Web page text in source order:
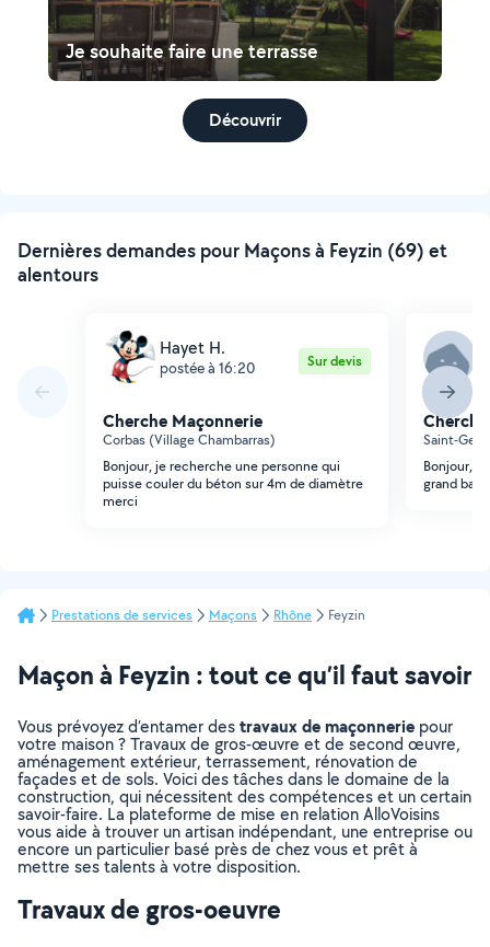
Je souhaite faire une terrasse
Découvrir
Dernières demandes pour Maçons à Feyzin (69) et
alentours
Hayet H.
postée à 16:20 Sur devis
Cherche Maçonnerie
Corbas (Village Chambarras)
Bonjour, je recherche une personne qui
puisse couler du béton sur 4m de diamètre
merci
Saint-
Bonjour,
grand
Prestations de services Maçons Rhône Feyzin
Maçon à Feyzin : tout ce qu’il faut savoir
Vous prévoyez d’entamer destravaux de maçonnerie pour
votre maison ? Travaux de gros-œuvre et de second œuvre,
aménagement extérieur, terrassement, rénovation de
façades et de sols. Voici des tâches dans le domaine de la
construction, qui nécessitent des compétences et un certain
savoir-faire. La plateforme de mise en relation AlloVoisins
vous aide à trouver un artisan indépendant, une entreprise ou
encore un particulier basé près de chez vous et prêt à
mettre ses talents à votre disposition.
Travaux de gros-oeuvre